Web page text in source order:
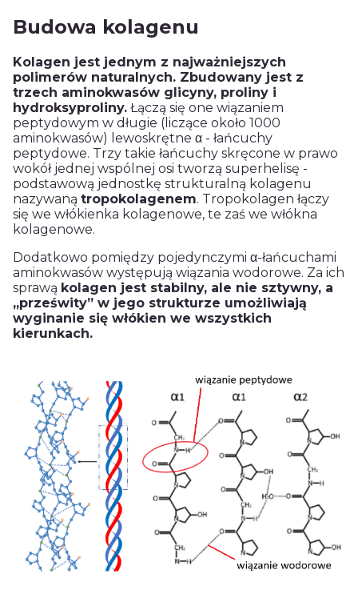
Budowa kolagenu
Kolagen jest jednym z najważniejszych
polimerów naturalnych. Zbudowany jest z
trzech aminokwasów glicyny, proliny i
hydroksyproliny. Łączą się one wiązaniem
peptydowym w długie (liczące około 1000
aminokwasów) lewoskrętne α - łańcuchy
peptydowe. Trzy takie łańcuchy skręcone w prawo
wokół jednej wspólnej osi tworzą superhelisę -
podstawową jednostkę strukturalną kolagenu
nazywaną tropokolagenem. Tropokolagen łączy
się we włókienka kolagenowe, te zaś we włókna
kolagenowe.
Dodatkowo pomiędzy pojedynczymi α-łańcuchami
aminokwasów występują wiązania wodorowe. Za ich
sprawą kolagen jest stabilny, ale nie sztywny, a
„prześwity” w jego strukturze umożliwiają
wyginanie się włókien we wszystkich
kierunkach.